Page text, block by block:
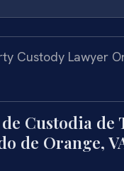
Custodia de
de Orange,